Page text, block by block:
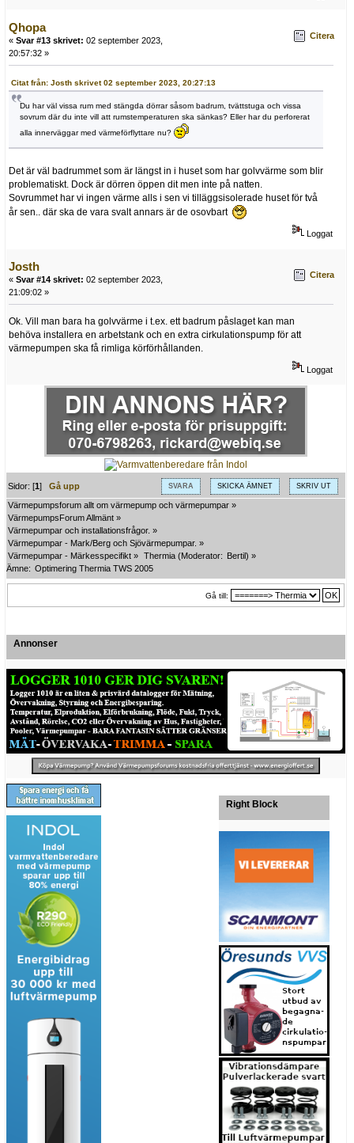
Qhopa
« Svar #13 skrivet: 02 september 2023,
20:57:32 »
Citera
Citat från: Josth skrivet 02 september 2023, 20:27:13
Du har väl vissa rum med stängda dörrar såsom badrum, tvättstuga och vissa
sovrum där du inte vill att rumstemperaturen ska sänkas? Eller har du perforerat
alla innerväggar med värmeförflyttare nu?
Det är väl badrummet som är längst in i huset som har golvvärme som blir
problematiskt. Dock är dörren öppen dit men inte på natten.
Sovrummet har vi ingen värme alls i sen vi tilläggsisolerade huset för två
år sen.. där ska de vara svalt annars är de osovbart
Loggat
Josth
« Svar #14 skrivet: 02 september 2023,
21:09:02 »
Citera
Ok. Vill man bara ha golvvärme i t.ex. ett badrum påslaget kan man
behöva installera en arbetstank och en extra cirkulationspump för att
värmepumpen ska få rimliga körförhållanden.
Loggat
SVARA SKICKA ÄMNET SKRIV UT
Sidor: [1]Gå upp
Värmepumpsforum allt om värmepump och värmepumpar »
VärmepumpsForum Allmänt »
Värmepumpar och installationsfrågor. »
Värmepumpar - Mark/Berg och Sjövärmepumpar. »
Värmepumpar - Märkesspecifikt » Thermia (Moderator: Bertil) »
Ämne: Optimering Thermia TWS 2005
Gå till:
Annonser
Right Block